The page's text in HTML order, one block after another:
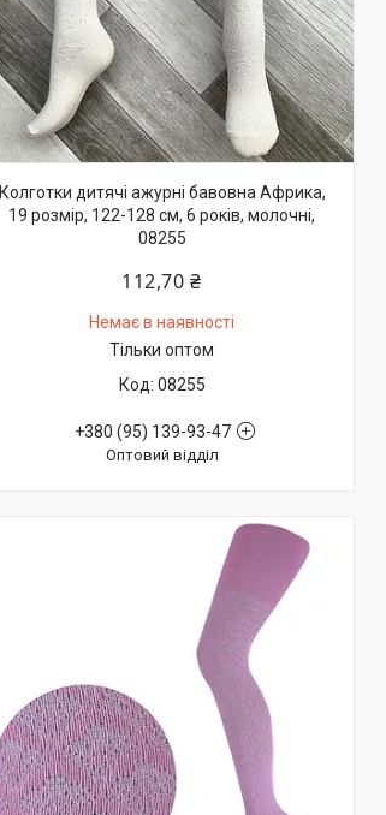
Колготки дитячі ажурні бавовна Африка,
19 розмір, 122-128 см, 6 років, молочні,
08255
112,70 ₴
Немає в наявності
Тільки оптом
08255
+380 (95) 139-93-47
Оптовий відділ